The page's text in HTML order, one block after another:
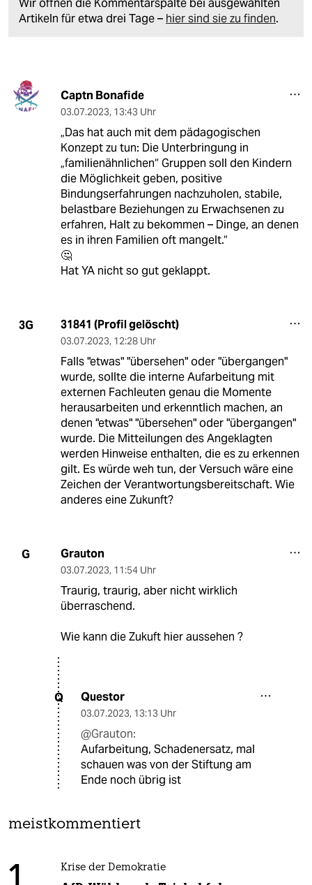
Wir öffnen die Kommentarspalte bei ausgewählten
Artikeln für etwa drei Tage – hier sind sie zu finden.
Captn Bonafide
03.07.2023, 13:43 Uhr
„Das hat auch mit dem pädagogischen
Konzept zu tun: Die Unterbringung in
„familienähnlichen“ Gruppen soll den Kindern
die Möglichkeit geben, positive
Bindungserfahrungen nachzuholen, stabile,
belastbare Beziehungen zu Erwachsenen zu
erfahren, Halt zu bekommen – Dinge, an denen
es in ihren Familien oft mangelt.“
🤔
Hat YA nicht so gut geklappt.
3G 31841 (Profil gelöscht)
03.07.2023, 12:28 Uhr
Falls "etwas" "übersehen" oder "übergangen"
wurde, sollte die interne Aufarbeitung mit
externen Fachleuten genau die Momente
herausarbeiten und erkenntlich machen, an
denen "etwas" "übersehen" oder "übergangen"
wurde. Die Mitteilungen des Angeklagten
werden Hinweise enthalten, die es zu erkennen
gilt. Es würde weh tun, der Versuch wäre eine
Zeichen der Verantwortungsbereitschaft. Wie
anderes eine Zukunft?
G Grauton
03.07.2023, 11:54 Uhr
Traurig, traurig, aber nicht wirklich
überraschend.
Wie kann die Zukuft hier aussehen ?
Q Questor
03.07.2023, 13:13 Uhr
@Grauton:
Aufarbeitung, Schadenersatz, mal
schauen was von der Stiftung am
Ende noch übrig ist
meistkommentiert
Krise der Demokratie